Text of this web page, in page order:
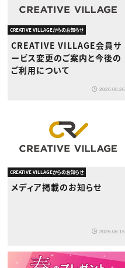
CREATIVE VILLAGEからのお知らせ
CREATIVE VILLAGE会員サ
ービス変更のご案内と今後の
ご利用について
2026.06.26
CREATIVE VILLAGEからのお知らせ
メディア掲載のお知らせ
2026.06.15